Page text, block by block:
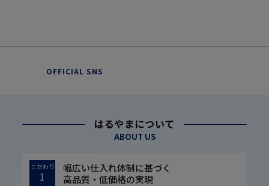
OFFICIAL SNS
はるやまについて
ABOUT US
こだわり
1
幅広い仕入れ体制に基づく
高品質・低価格の実現